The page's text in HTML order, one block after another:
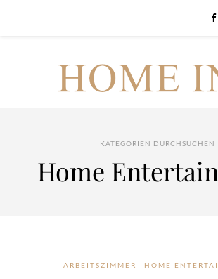
KATEGORIEN DURCHSUCHEN
Home
ARBEITSZIMMER HOME